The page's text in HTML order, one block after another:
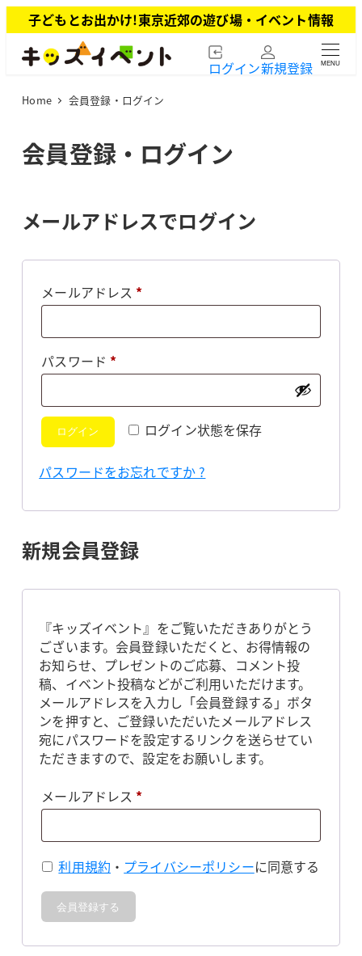
イ
子どもとお出かけ!東京近郊の遊び場・イベント情報
ログイン新規登録 MENU
Home 会員登録・ログイン
会員登録・ログイン
メールアドレスでログイン
メールアドレス *必
パスワード *必
ログイン状態を保存
ログイン
パスワードをお忘れですか ?
新規会員登録
『キッズイベント』をご覧いただきありがとう
ございます。会員登録いただくと、お得情報の
お知らせ、プレゼントのご応募、コメント投
稿、イベント投稿などがご利用いただけます。
メールアドレスを入力し「会員登録する」ボタ
ンを押すと、ご登録いただいたメールアドレス
宛にパスワードを設定するリンクを送らせてい
ただきますので、設定をお願いします。
メールアドレス *必
利用規約 ・ プライバシーポリシーに同意する
会員登録する